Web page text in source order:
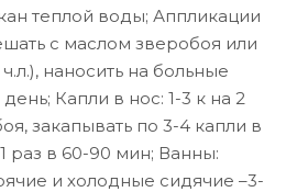
теплой воды; Аппликации
с маслом зверобоя или
наносить на больные
Капли в нос: 1-3 к на 2
закапывать по 3-4 капли в
раз в 60-90 мин; Ванны:
и холодные сидячие –3-